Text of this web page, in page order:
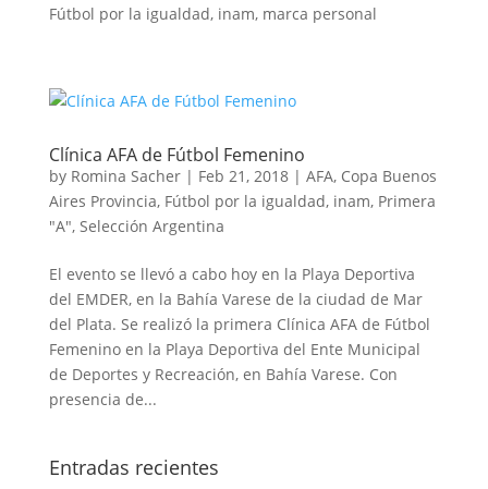
Fútbol por la igualdad, inam, marca personal
Clínica AFA de Fútbol Femenino
by Romina Sacher| Feb 21, 2018| AFA, Copa Buenos
Aires Provincia, Fútbol por la igualdad, inam, Primera
"A", Selección Argentina
El evento se llevó a cabo hoy en la Playa Deportiva
del EMDER, en la Bahía Varese de la ciudad de Mar
del Plata. Se realizó la primera Clínica AFA de Fútbol
Femenino en la Playa Deportiva del Ente Municipal
de Deportes y Recreación, en Bahía Varese. Con
presencia de...
Entradas recientes